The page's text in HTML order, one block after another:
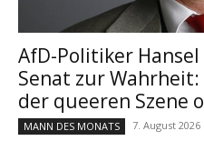
AfD-Politiker
Senat zur
der queeren Szene
MANN DES MONATS 7. August 2026